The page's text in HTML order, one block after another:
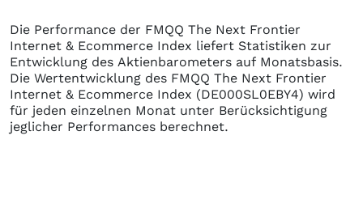
Die Performance der FMQQ The Next Frontier
Internet & Ecommerce Index liefert Statistiken zur
Entwicklung des Aktienbarometers auf Monatsbasis.
Die Wertentwicklung des FMQQ The Next Frontier
Internet & Ecommerce Index (DE000SL0EBY4) wird
für jeden einzelnen Monat unter Berücksichtigung
jeglicher Performances berechnet.